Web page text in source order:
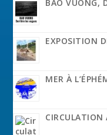
BAO VUONG,
EXPOSITION
MER À